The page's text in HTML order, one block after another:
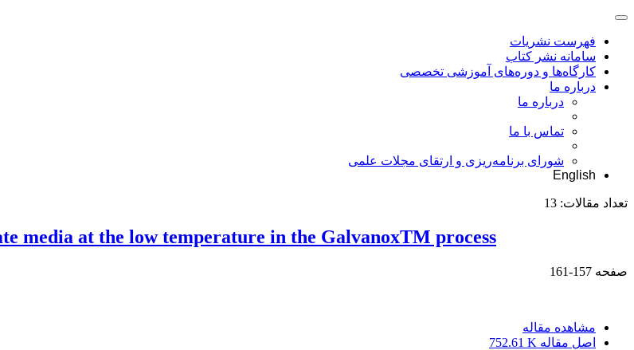
فهرست نشریات
سامانه نشر کتاب
کارگاه‌ها و دوره‌های آموزشی تخصصی
درباره ما
درباره ما
تماس با ما
شورای برنامه‌ریزی و ارتقای مجلات علمی
English
تعداد مقالات: 13
media at the low temperature in the GalvanoxTM process
صفحه 157-161
مشاهده مقاله
اصل مقاله 752.61 K